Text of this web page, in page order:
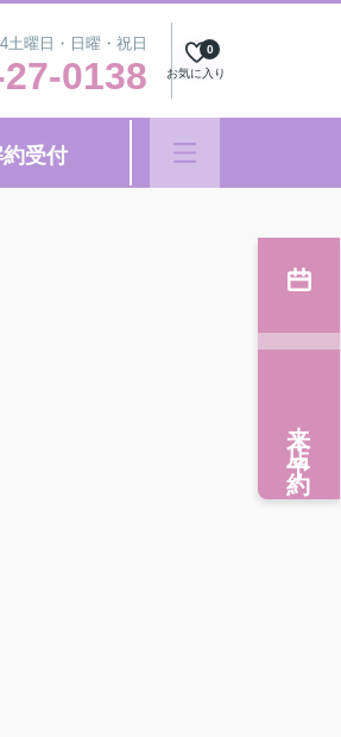
曜日・日曜・祝日
0138 お気に入り
0
受付
来店予約